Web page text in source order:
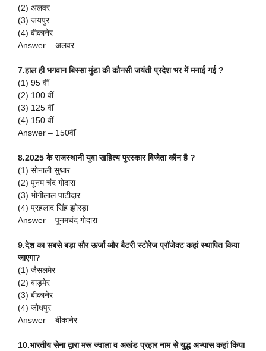
(2) अलवर
(3) जयपुर
(4) बीकानेर
Answer – अलवर
7.हाल ही भगवान बिस्सा मुंडा की कौनसी जयंती प्रदेश भर में मनाई गई ?
(1) 95 वीं
(2) 100 वीं
(3) 125 वीं
(4) 150 वीं
Answer – 150वीं
8.2025 के राजस्थानी युवा साहित्य पुरस्कार विजेता कौन है ?
(1) सोनाली सुथार
(2) पूनम चंद गोदारा
(3) भोगीलाल पाटीदार
(4) प्रहलाद सिंह झोरड़ा
Answer – पूनमचंद गोदारा
9.देश का सबसे बड़ा सौर ऊर्जा और बैटरी स्टोरेज प्रॉजेक्ट कहां स्थापित किया
जाएगा?
(1) जैसलमेर
(2) बाड़मेर
(3) बीकानेर
(4) जोधपुर
Answer – बीकानेर
10.भारतीय सेना द्वारा मरू ज्वाला व अखंड प्रहार नाम से युद्ध अभ्यास कहां किया